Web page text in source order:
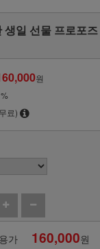
일 선물 프로포즈
원
료)
가 160,000원